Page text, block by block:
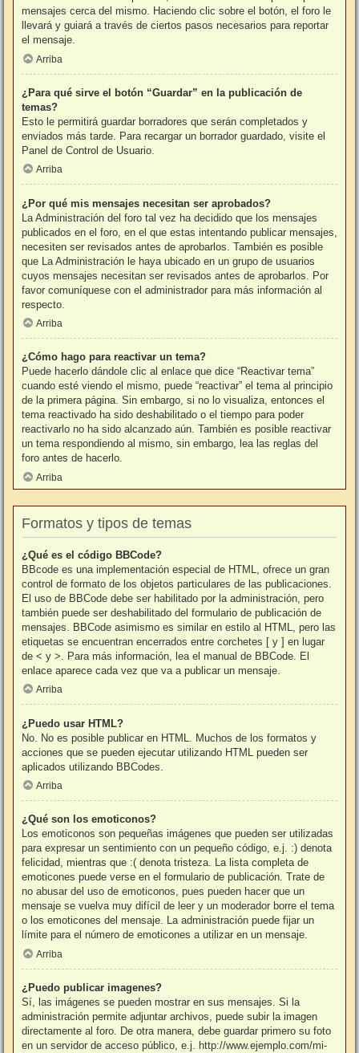
mensajes cerca del mismo. Haciendo clic sobre el botón, el foro le
llevará y guiará a través de ciertos pasos necesarios para reportar
el mensaje.
Arriba
¿Para qué sirve el botón “Guardar” en la publicación de
temas?
Esto le permitirá guardar borradores que serán completados y
enviados más tarde. Para recargar un borrador guardado, visite el
Panel de Control de Usuario.
Arriba
¿Por qué mis mensajes necesitan ser aprobados?
La Administración del foro tal vez ha decidido que los mensajes
publicados en el foro, en el que estas intentando publicar mensajes,
necesiten ser revisados antes de aprobarlos. También es posible
que La Administración le haya ubicado en un grupo de usuarios
cuyos mensajes necesitan ser revisados antes de aprobarlos. Por
favor comuníquese con el administrador para más información al
respecto.
Arriba
¿Cómo hago para reactivar un tema?
Puede hacerlo dándole clic al enlace que dice “Reactivar tema”
cuando esté viendo el mismo, puede “reactivar” el tema al principio
de la primera página. Sin embargo, si no lo visualiza, entonces el
tema reactivado ha sido deshabilitado o el tiempo para poder
reactivarlo no ha sido alcanzado aún. También es posible reactivar
un tema respondiendo al mismo, sin embargo, lea las reglas del
foro antes de hacerlo.
Arriba
Formatos y tipos de temas
¿Qué es el código BBCode?
BBcode es una implementación especial de HTML, ofrece un gran
control de formato de los objetos particulares de las publicaciones.
El uso de BBCode debe ser habilitado por la administración, pero
también puede ser deshabilitado del formulario de publicación de
mensajes. BBCode asimismo es similar en estilo al HTML, pero las
etiquetas se encuentran encerrados entre corchetes [ y ] en lugar
de < y >. Para más información, lea el manual de BBCode. El
enlace aparece cada vez que va a publicar un mensaje.
Arriba
¿Puedo usar HTML?
No. No es posible publicar en HTML. Muchos de los formatos y
acciones que se pueden ejecutar utilizando HTML pueden ser
aplicados utilizando BBCodes.
Arriba
¿Qué son los emoticonos?
Los emoticonos son pequeñas imágenes que pueden ser utilizadas
para expresar un sentimiento con un pequeño código, e.j. :) denota
felicidad, mientras que :( denota tristeza. La lista completa de
emoticones puede verse en el formulario de publicación. Trate de
no abusar del uso de emoticonos, pues pueden hacer que un
mensaje se vuelva muy difícil de leer y un moderador borre el tema
o los emoticones del mensaje. La administración puede fijar un
límite para el número de emoticones a utilizar en un mensaje.
Arriba
¿Puedo publicar imagenes?
Sí, las imágenes se pueden mostrar en sus mensajes. Si la
administración permite adjuntar archivos, puede subir la imagen
directamente al foro. De otra manera, debe guardar primero su foto
en un servidor de acceso público, e.j. http://www.ejemplo.com/mi-